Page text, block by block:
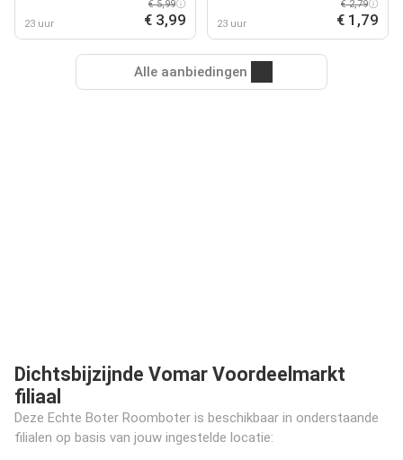
23 uur
€ 5,99
€ 3,99 23 uur
€ 2,79
€ 1,79
Alle aanbiedingen
Dichtsbijzijnde Vomar Voordeelmarkt
filiaal
Deze Echte Boter Roomboter is beschikbaar in onderstaande
filialen op basis van jouw ingestelde locatie: